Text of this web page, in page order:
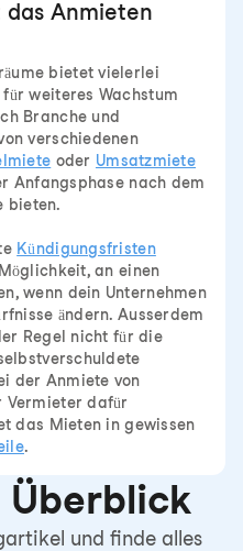
Anmieten
bietet vielerlei
weiteres Wachstum
Branche und
verschiedenen
oder Umsatzmiete
Anfangsphase nach dem
bieten.
Kündigungsfristen
an einen
wenn dein Unternehmen
ändern. Ausserdem
Regel nicht für die
der Anmiete von
Vermieter dafür
das Mieten in gewissen
.
und finde alles